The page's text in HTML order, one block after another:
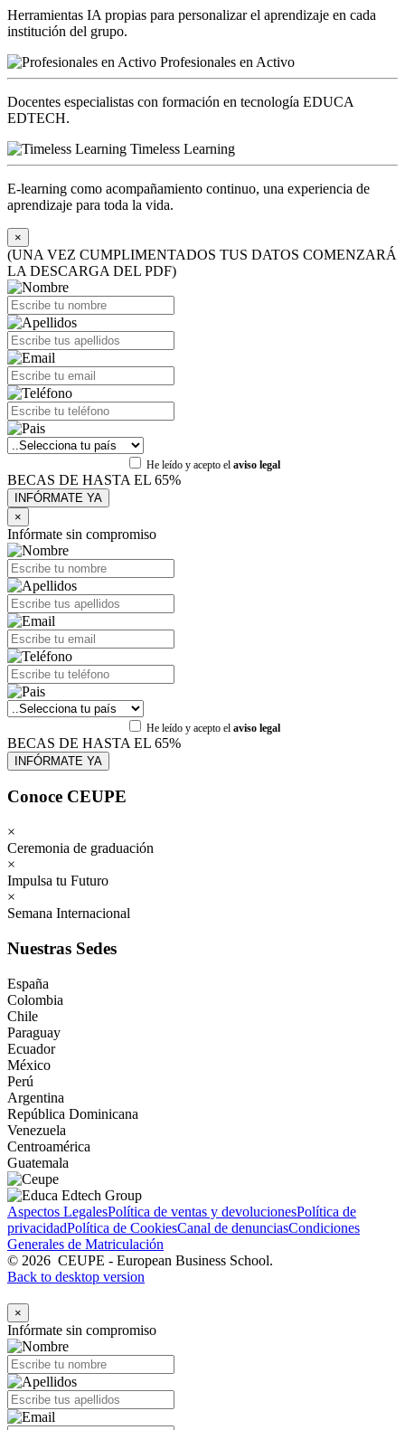
Herramientas IA propias para personalizar el aprendizaje en cada
institución del grupo.
Profesionales en Activo
Docentes especialistas con formación en tecnología EDUCA
EDTECH.
Timeless Learning
E-learning como acompañamiento continuo, una experiencia de
aprendizaje para toda la vida.
×
(UNA VEZ CUMPLIMENTADOS TUS DATOS COMENZARÁ
LA DESCARGA DEL PDF)
He leído y acepto el aviso legal
BECAS DE HASTA EL 65%
×
Infórmate sin compromiso
He leído y acepto el aviso legal
BECAS DE HASTA EL 65%
Conoce CEUPE
×
Ceremonia de graduación
×
Impulsa tu Futuro
×
Semana Internacional
Nuestras Sedes
España
Colombia
Chile
Paraguay
Ecuador
México
Perú
Argentina
República Dominicana
Venezuela
Centroamérica
Guatemala
Aspectos LegalesPolítica de ventas y devolucionesPolítica de
privacidadPolítica de CookiesCanal de denunciasCondiciones
Generales de Matriculación
© 2026 CEUPE - European Business School.
Back to desktop version
×
Infórmate sin compromiso